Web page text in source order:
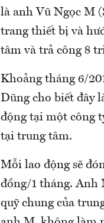
là anh Vũ Ngọc M
trang thiết bị và
tâm và trả công 8
Khoảng tháng 6/
Dũng cho biết đây
động tại một công
tại trung tâm.
Mỗi lao động sẽ
đồng/1 tháng. Anh
quỹ chung của